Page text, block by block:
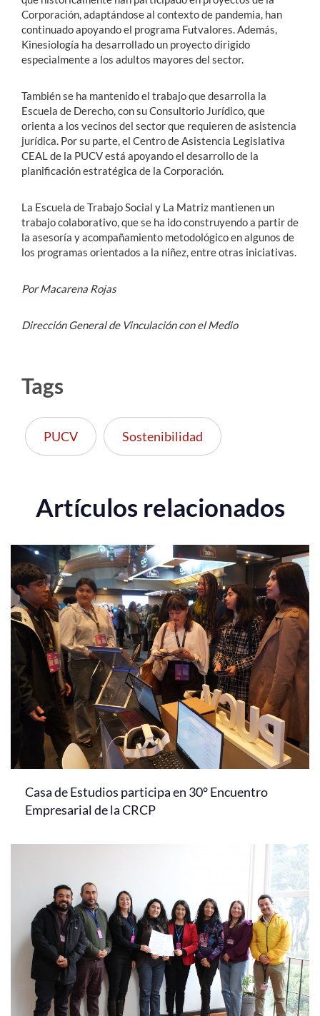
Corporación, adaptándose al contexto de pandemia, han
continuado apoyando el programa Futvalores. Además,
Kinesiología ha desarrollado un proyecto dirigido
especialmente a los adultos mayores del sector.
También se ha mantenido el trabajo que desarrolla la
Escuela de Derecho, con su Consultorio Jurídico, que
orienta a los vecinos del sector que requieren de asistencia
jurídica. Por su parte, el Centro de Asistencia Legislativa
CEAL de la PUCV está apoyando el desarrollo de la
planificación estratégica de la Corporación.
La Escuela de Trabajo Social y La Matriz mantienen un
trabajo colaborativo, que se ha ido construyendo a partir de
la asesoría y acompañamiento metodológico en algunos de
los programas orientados a la niñez, entre otras iniciativas.
Por Macarena Rojas
Dirección General de Vinculación con el Medio
Tags
PUCV Sostenibilidad
Artículos relacionados
Casa de Estudios participa en 30° Encuentro
Empresarial de la CRCP